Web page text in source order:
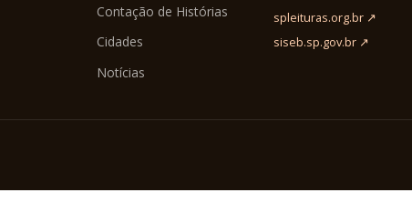
Contação de Histórias
Cidades
Notícias
spleituras.org.br ↗
siseb.sp.gov.br ↗